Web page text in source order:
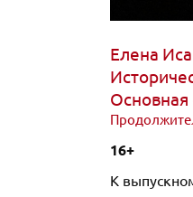
Елена
Основная
16+
К